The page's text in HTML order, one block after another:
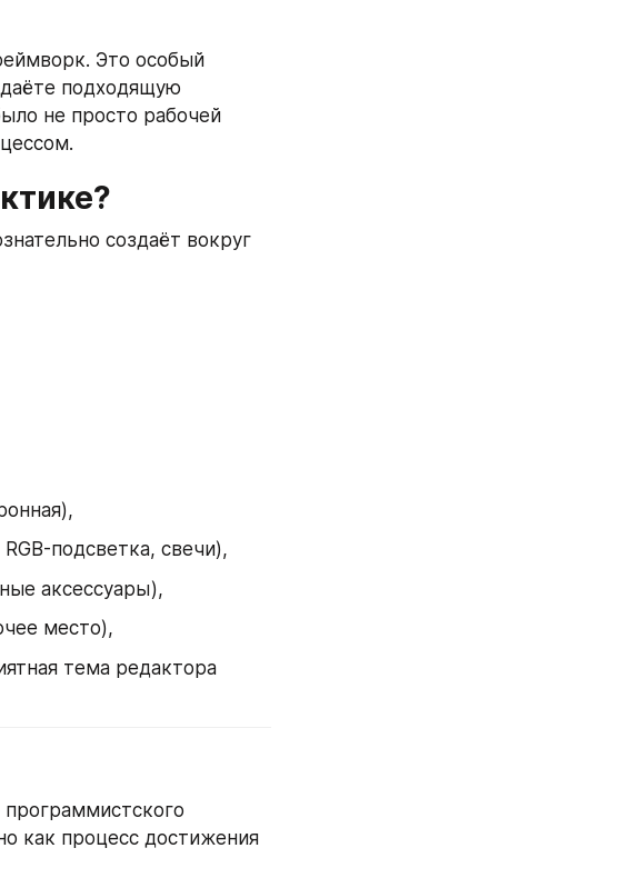
Это особый
подходящую
не просто рабочей
создаёт вокруг
подсветка, свечи),
аксессуары),
место),
тема редактора
как процесс достижения